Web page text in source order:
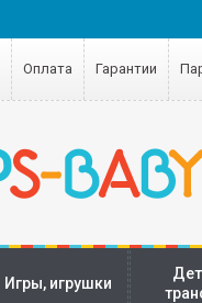
Оплата Гарантии
Игры, игрушки